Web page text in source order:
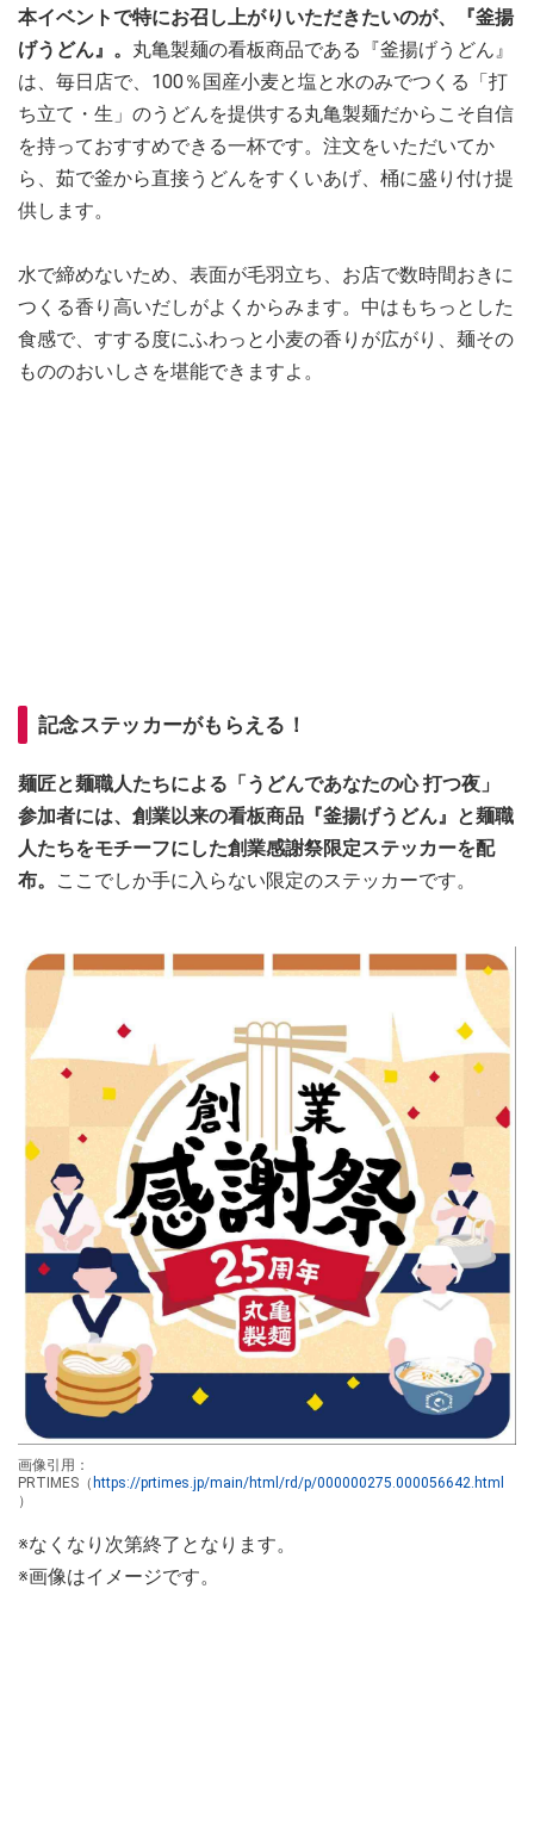
本イベントで特にお召し上がりいただきたいのが、『釜揚
げうどん』。 丸亀製麺の看板商品である『釜揚げうどん』
は、毎日店で、100％国産小麦と塩と水のみでつくる「打
ち立て・生」のうどんを提供する丸亀製麺だからこそ自信
を持っておすすめできる一杯です。注文をいただいてか
ら、茹で釜から直接うどんをすくいあげ、桶に盛り付け提
供します。
水で締めないため、表面が毛羽立ち、お店で数時間おきに
つくる香り高いだしがよくからみます。中はもちっとした
食感で、すする度にふわっと小麦の香りが広がり、麺その
もののおいしさを堪能できますよ。
記念ステッカーがもらえる！
麺匠と麺職人たちによる「うどんであなたの心 打つ夜」
参加者には、創業以来の看板商品『釜揚げうどん』と麺職
人たちをモチーフにした創業感謝祭限定ステッカーを配
布。
ここでしか手に入らない限定のステッカーです。
画像引用：
PRTIMES（ https://prtimes.jp/main/html/rd/p/000000275.000056642.html
）
※なくなり次第終了となります。
※画像はイメージです。